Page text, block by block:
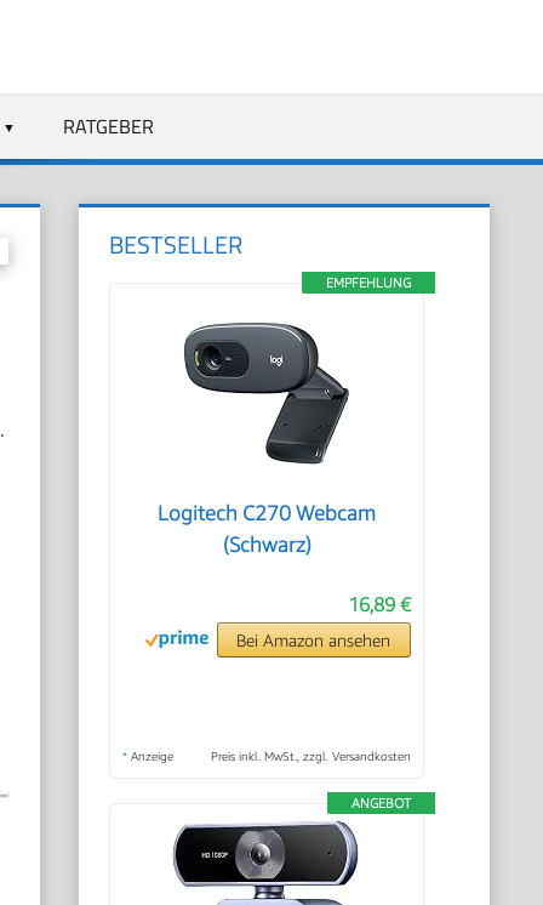
RATGEBER
BESTSELLER
EMPFEHLUNG
Logitech C270 Webcam
(Schwarz)
16,89 €
Bei Amazon ansehen
* Anzeige Preis inkl. MwSt., zzgl. Versandkosten
ANGEBOT